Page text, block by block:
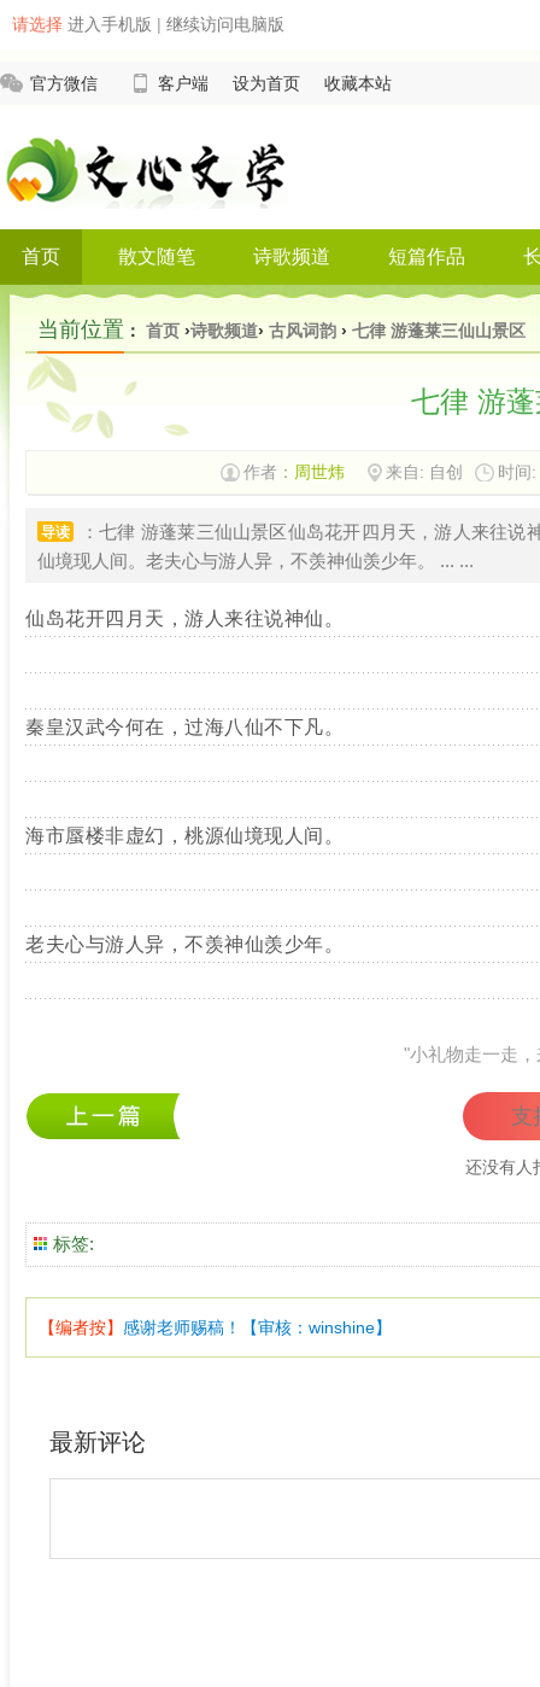
请选择 进入手机版 | 继续访问电脑版
官方微信 客户端 设为首页 收藏本站
首页 散文随笔 诗歌频道 短篇作品
当前位置 ： 首页 ›诗歌频道› 古风词韵 › 七律 游蓬莱三仙山景区
七律 游
作者： 周世炜 来自: 自创 时间
导读
：七律 游蓬莱三仙山景区仙岛花开四月天，游人来往
仙境现人间。老夫心与游人异，不羡神仙羡少年。 ... ...
仙岛花开四月天，游人来往说神仙。
秦皇汉武今何在，过海八仙不下凡。
海市蜃楼非虚幻，桃源仙境现人间。
老夫心与游人异，不羡神仙羡少年。
"小礼物走一走
支
还没有人
标签:
【编者按】 感谢老师赐稿！【审核：winshine】
最新评论